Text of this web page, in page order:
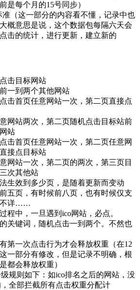
是每个月的15号同步）
准（这一部分的内容看不懂，记录中也
概意思是说，这个数据包每隔六天会
击的统计，进行更新，建立新的
击目标网站
一到两个其他网站
击首页任意网站一次，第二页直接点
网站两次，第二页随机点击目标站前
站
击首页任意网站一次，第二页任意网
接点目标站
网站一次，第二页的两次，第三页目
次其他站
生效到多少页，是随着更新而变动
五页，有时候前八页，也有时候仅支
不详……
程中，一旦遇到ico网站，必点。
关键词，随机点击一到两个。不然也
第一次点击行为才会释放权重（在12
一部分有修改，但是记录不明确，根
都会释放权重）
规则如下：如ico排名之后的网站，没
全部拦截所有点击权重分配计